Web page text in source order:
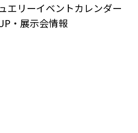
エリーイベントカレンダー
・展示会情報